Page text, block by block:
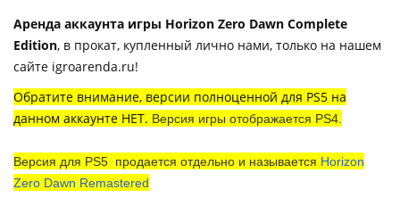
Аренда аккаунта игры Horizon Zero Dawn Complete
Edition, в прокат, купленный лично нами, только на нашем
сайте igroarenda.ru!
Обратите внимание, версии полноценной для PS5 на
данном аккаунте НЕТ. Версия игры отображается PS4.
Версия для PS5 продается отдельно и называется Horizon
Zero Dawn Remastered